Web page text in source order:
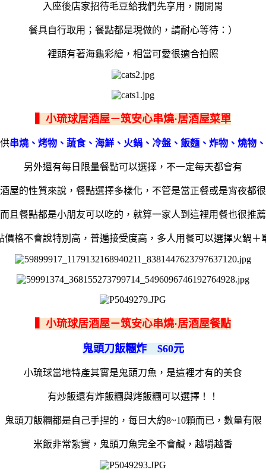
入座後店家招待毛豆給我們先享用，開開胃
餐具自行取用；餐點都是現做的，請耐心等待：）
裡頭有著海龜彩繪，相當可愛很適合拍照
▍小琉球居酒屋－筑安心串燒·居酒屋菜單
串燒、烤物、蔬食、海鮮、火鍋、冷盤、飯麵、炸物、燒物
另外還有每日限量餐點可以選擇，不一定每天都會有
屋的性質來說，餐點選擇多樣化，不管是當正餐或是宵夜都
而且餐點都是小朋友可以吃的，就算一家人到這裡用餐也很推薦
價格不會說特別高，普遍接受度高，多人用餐可以選擇火鍋＋
▍小琉球居酒屋－筑安心串燒·居酒屋餐點
鬼頭刀飯糰炸 $60元
小琉球當地特產其實是鬼頭刀魚，是這裡才有的美食
有炒飯還有炸飯糰與烤飯糰可以選擇！！
鬼頭刀飯糰都是自己手捏的，每日大約8~10顆而已，數量有限
米飯非常紮實，鬼頭刀魚完全不會鹹，越嚼越香